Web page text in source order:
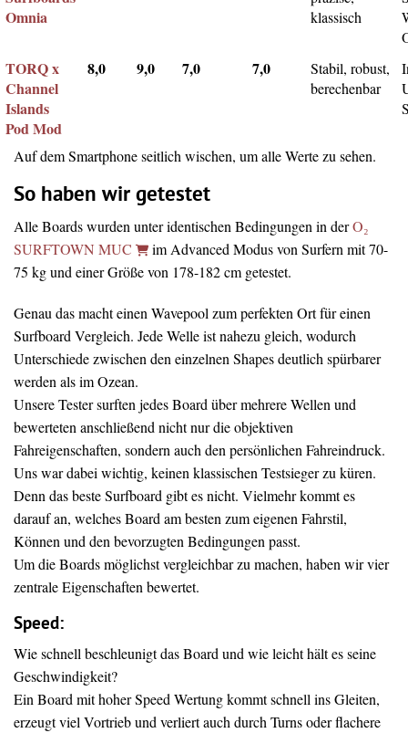
Omnia
klassisch
TORQ x
Channel
Islands
Pod Mod
8,0 9,0 7,0 7,0
Stabil, robust,
berechenbar
Auf dem Smartphone seitlich wischen, um alle Werte zu sehen.
So haben wir getestet
Alle Boards wurden unter identischen Bedingungen in derO₂
SURFTOWN MUC
im Advanced Modus von Surfern mit 70-
75 kg und einer Größe von 178-182 cm getestet.
Genau das macht einen Wavepool zum perfekten Ort für einen
Surfboard Vergleich. Jede Welle ist nahezu gleich, wodurch
Unterschiede zwischen den einzelnen Shapes deutlich spürbarer
werden als im Ozean.
Unsere Tester surften jedes Board über mehrere Wellen und
bewerteten anschließend nicht nur die objektiven
Fahreigenschaften, sondern auch den persönlichen Fahreindruck.
Uns war dabei wichtig, keinen klassischen Testsieger zu küren.
Denn das beste Surfboard gibt es nicht. Vielmehr kommt es
darauf an, welches Board am besten zum eigenen Fahrstil,
Können und den bevorzugten Bedingungen passt.
Um die Boards möglichst vergleichbar zu machen, haben wir vier
zentrale Eigenschaften bewertet.
Speed:
Wie schnell beschleunigt das Board und wie leicht hält es seine
Geschwindigkeit?
Ein Board mit hoher Speed Wertung kommt schnell ins Gleiten,
erzeugt viel Vortrieb und verliert auch durch Turns oder flachere